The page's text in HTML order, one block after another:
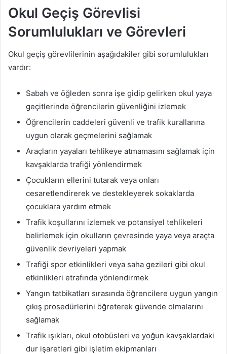
Okul Geçiş Görevlisi
Sorumlulukları ve Görevleri
Okul geçiş görevlilerinin aşağıdakiler gibi sorumlulukları
vardır:
Sabah ve öğleden sonra işe gidip gelirken okul yaya
geçitlerinde öğrencilerin güvenliğini izlemek
Öğrencilerin caddeleri güvenli ve trafik kurallarına
uygun olarak geçmelerini sağlamak
Araçların yayaları tehlikeye atmamasını sağlamak için
kavşaklarda trafiği yönlendirmek
Çocukların ellerini tutarak veya onları
cesaretlendirerek ve destekleyerek sokaklarda
çocuklara yardım etmek
Trafik koşullarını izlemek ve potansiyel tehlikeleri
belirlemek için okulların çevresinde yaya veya araçta
güvenlik devriyeleri yapmak
Trafiği spor etkinlikleri veya saha gezileri gibi okul
etkinlikleri etrafında yönlendirmek
Yangın tatbikatları sırasında öğrencilere uygun yangın
çıkış prosedürlerini öğreterek güvende olmalarını
sağlamak
Trafik ışıkları, okul otobüsleri ve yoğun kavşaklardaki
dur işaretleri gibi işletim ekipmanları